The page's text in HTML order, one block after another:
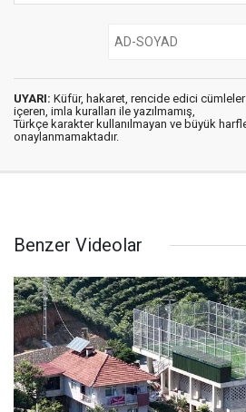
UYARI: Küfür, hakaret, rencide edici cümleler
içeren, imla kuralları ile yazılmamış,
Türkçe karakter kullanılmayan ve büyük
onaylanmamaktadır.
Benzer Videolar